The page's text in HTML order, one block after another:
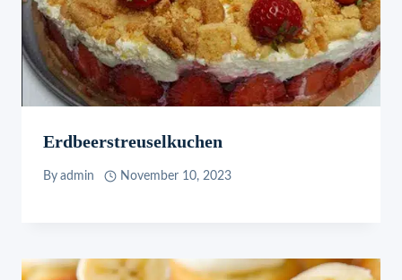
Erdbeerstreuselkuchen
By admin November 10, 2023